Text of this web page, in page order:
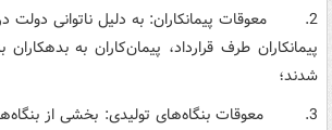
2. معوقات پیمانکاران: به دلیل ناتوانی دولت
پیمانکاران طرف قرارداد، پیمان‌کاران به
شدند؛
3. معوقات بنگاه‌های تولیدی: بخشی از